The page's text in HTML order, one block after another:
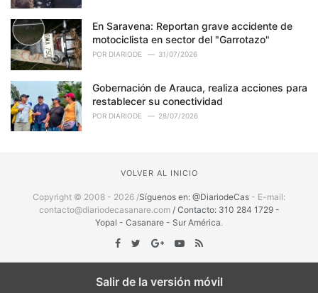
En Saravena: Reportan grave accidente de
motociclista en sector del "Garrotazo"
POR DIARIODE 31/07/2026
Gobernación de Arauca, realiza acciones para
restablecer su conectividad
POR DIARIODE 28/07/2026
VOLVER AL INICIO
Copyright © 2008 - 2026 /Síguenos en: @DiariodeCas - E-mail:
contacto@diariodecasanare.com / Contacto: 310 284 1729 -
Yopal - Casanare - Sur América.
Salir de la versión móvil